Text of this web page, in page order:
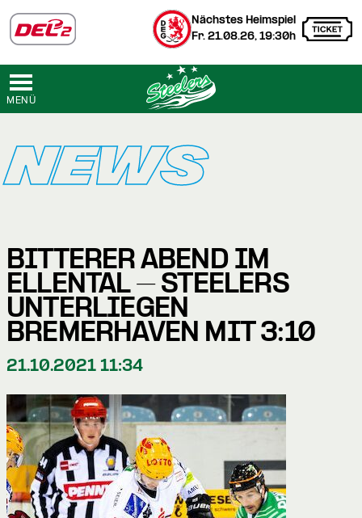
Nächstes Heimspiel
Fr. 21.08.26, 19:30h
MENÜ
NEWS
BITTERER ABEND IM
ELLENTAL – STEELERS
UNTERLIEGEN
BREMERHAVEN MIT 3:10
21.10.2021 11:34